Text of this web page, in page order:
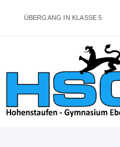
ÜBERGANG IN KLASSE 5